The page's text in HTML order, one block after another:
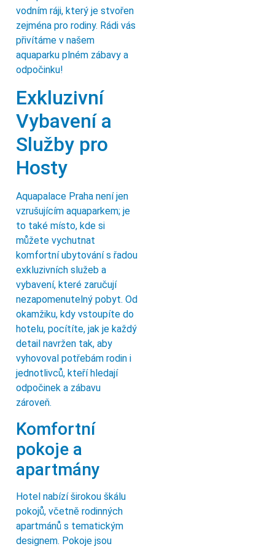
vodním ráji, který je stvořen
zejména pro rodiny. Rádi vás
přivítáme v našem
aquaparku plném zábavy a
odpočinku!
Exkluzivní
Vybavení a
Služby pro
Hosty
Aquapalace Praha není jen
vzrušujícím aquaparkem; je
to také místo, kde si
můžete vychutnat
komfortní ubytování s řadou
exkluzivních služeb a
vybavení, které zaručují
nezapomenutelný pobyt. Od
okamžiku, kdy vstoupíte do
hotelu, pocítíte, jak je každý
detail navržen tak, aby
vyhovoval potřebám rodin i
jednotlivců, kteří hledají
odpočinek a zábavu
zároveň.
Komfortní
pokoje a
apartmány
Hotel nabízí širokou škálu
pokojů, včetně rodinných
apartmánů s tematickým
designem. Pokoje jsou